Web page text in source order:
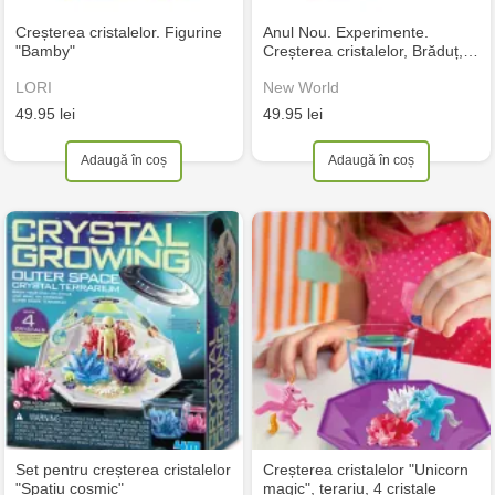
Creșterea cristalelor. Figurine
"Bamby"
LORI
49.95 lei
Adaugă în coș
Anul Nou. Experimente.
Creșterea cristalelor, Brăduț,…
New World
49.95 lei
Adaugă în coș
Set pentru creșterea cristalelor
"Spațiu cosmic"
Creșterea cristalelor "Unicorn
magic", terariu, 4 cristale